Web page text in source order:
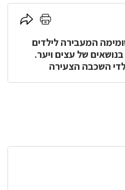
לחץ
להדפסה
לחץ
לשיתוףהמעבירה לילדים
של עצים ויער.
השכבה הצעירה